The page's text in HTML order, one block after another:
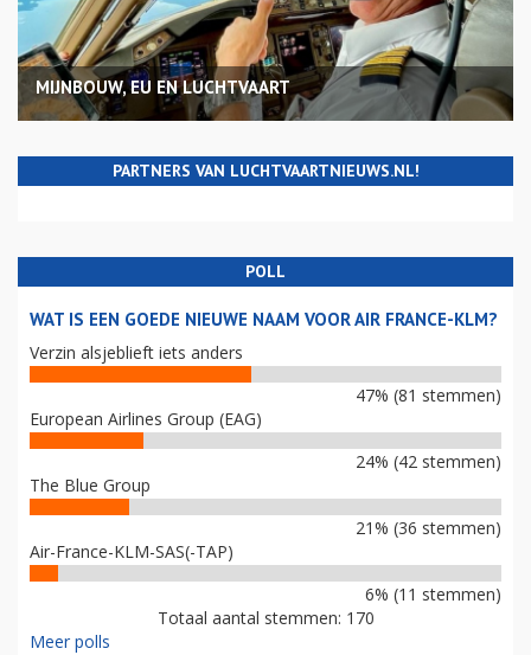
MIJNBOUW, EU EN LUCHTVAART
PARTNERS VAN LUCHTVAARTNIEUWS.NL!
POLL
WAT IS EEN GOEDE NIEUWE NAAM VOOR AIR FRANCE-KLM?
Verzin alsjeblieft iets anders
47% (81 stemmen)
European Airlines Group (EAG)
24% (42 stemmen)
The Blue Group
21% (36 stemmen)
Air-France-KLM-SAS(-TAP)
6% (11 stemmen)
Totaal aantal stemmen: 170
Meer polls